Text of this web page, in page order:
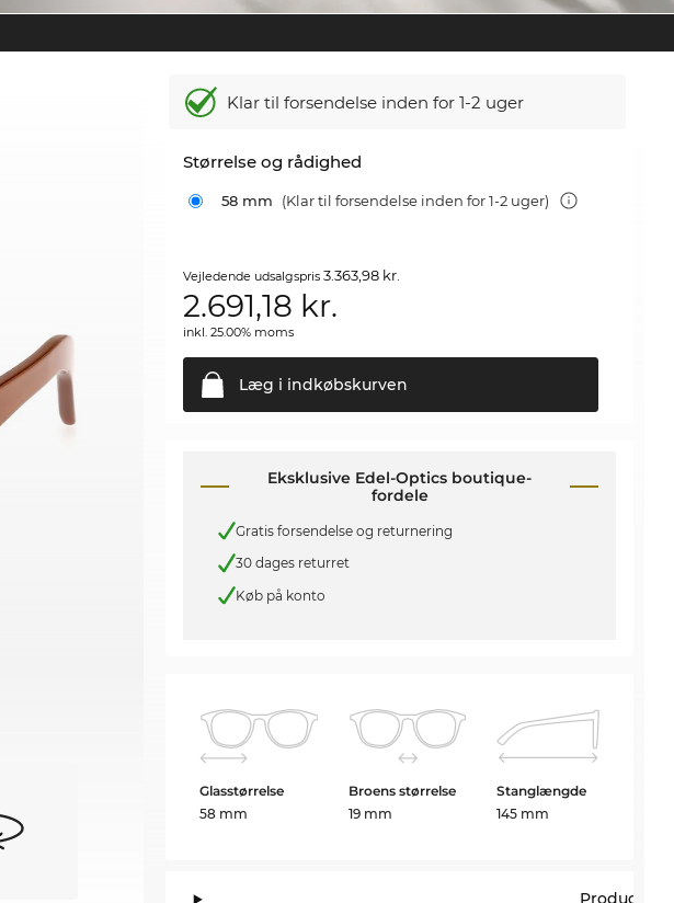
Klar til forsendelse inden for 1-2 uger
Størrelse og rådighed
58 mm (Klar til forsendelse inden for 1-2 uger)
Vejledende udsalgspris3.363,98 kr.
2.691,18 kr.
inkl. 25.00% moms
Læg i indkøbskurven
Eksklusive Edel-Optics boutique-
fordele
Gratis forsendelse og returnering
30 dages returret
Køb på konto
Glasstørrelse
58 mm
Broens størrelse
19 mm
Stanglængde
145 mm